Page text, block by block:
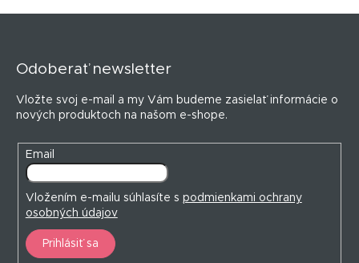
Odoberať newsletter
Vložte svoj e-mail a my Vám budeme zasielať informácie o
nových produktoch na našom e-shope.
Email
Vložením e-mailu súhlasíte s podmienkami ochrany
osobných údajov
Prihlásiť sa